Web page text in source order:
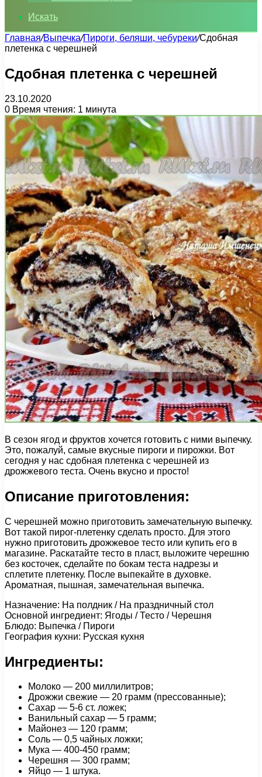
Искать
Главная/Выпечка/Пироги, беляши, чебуреки/Сдобная
плетенка с черешней
Сдобная плетенка с черешней
23.10.2020
0 Время чтения: 1 минута
В сезон ягод и фруктов хочется готовить с ними выпечку.
Это, пожалуй, самые вкусные пироги и пирожки. Вот
сегодня у нас сдобная плетенка с черешней из
дрожжевого теста. Очень вкусно и просто!
Описание приготовления:
С черешней можно приготовить замечательную выпечку.
Вот такой пирог-плетенку сделать просто. Для этого
нужно приготовить дрожжевое тесто или купить его в
магазине. Раскатайте тесто в пласт, выложите черешню
без косточек, сделайте по бокам теста надрезы и
сплетите плетенку. После выпекайте в духовке.
Ароматная, пышная, замечательная выпечка.
Назначение: На полдник / На праздничный стол
Основной ингредиент: Ягоды / Тесто / Черешня
Блюдо: Выпечка / Пироги
География кухни: Русская кухня
Ингредиенты:
Молоко — 200 миллилитров;
Дрожжи свежие — 20 грамм (прессованные);
Сахар — 5-6 ст. ложек;
Ванильный сахар — 5 грамм;
Майонез — 120 грамм;
Соль — 0,5 чайных ложки;
Мука — 400-450 грамм;
Черешня — 300 грамм;
Яйцо — 1 штука.